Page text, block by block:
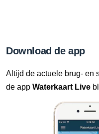
Download de app
Altijd de actuele brug- en
de app Waterkaart Live